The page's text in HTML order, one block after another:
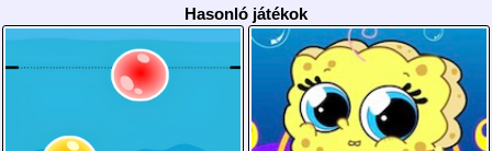
Hasonló játékok